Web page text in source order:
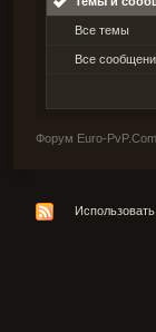
Все темы
Все
Форум Euro-PvP.Com